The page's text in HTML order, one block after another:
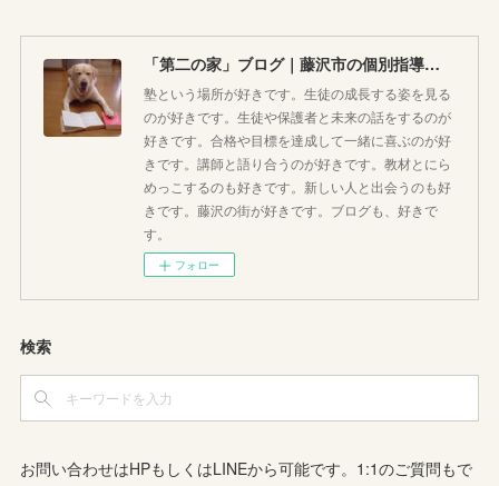
「第二の家」ブログ｜藤沢市の個別指導塾のお話
塾という場所が好きです。生徒の成長する姿を見る
のが好きです。生徒や保護者と未来の話をするのが
好きです。合格や目標を達成して一緒に喜ぶのが好
きです。講師と語り合うのが好きです。教材とにら
めっこするのも好きです。新しい人と出会うのも好
きです。藤沢の街が好きです。ブログも、好きで
す。
フォロー
検索
お問い合わせはHPもしくはLINEから可能です。1:1のご質問もで